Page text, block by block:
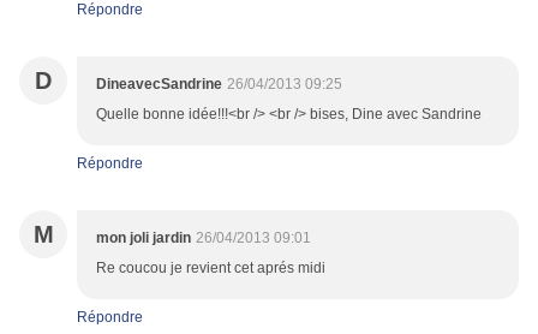
Répondre
D DineavecSandrine 26/04/2013 09:25
Quelle bonne idée!!!<br /> <br /> bises, Dine avec Sandrine
Répondre
M mon joli jardin 26/04/2013 09:01
Re coucou je revient cet aprés midi
Répondre